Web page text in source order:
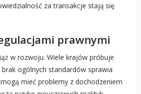
za transakcje stają się
prawnymi
w rozwoju. Wiele krajów próbuje
ogólnych standardów sprawia
mieć problemy z dochodzeniem